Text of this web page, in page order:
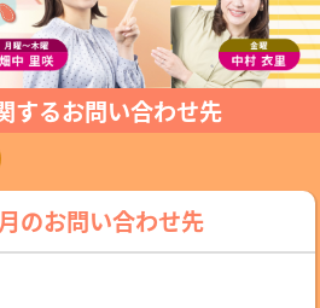
するお問い合わせ先
のお問い合わせ先